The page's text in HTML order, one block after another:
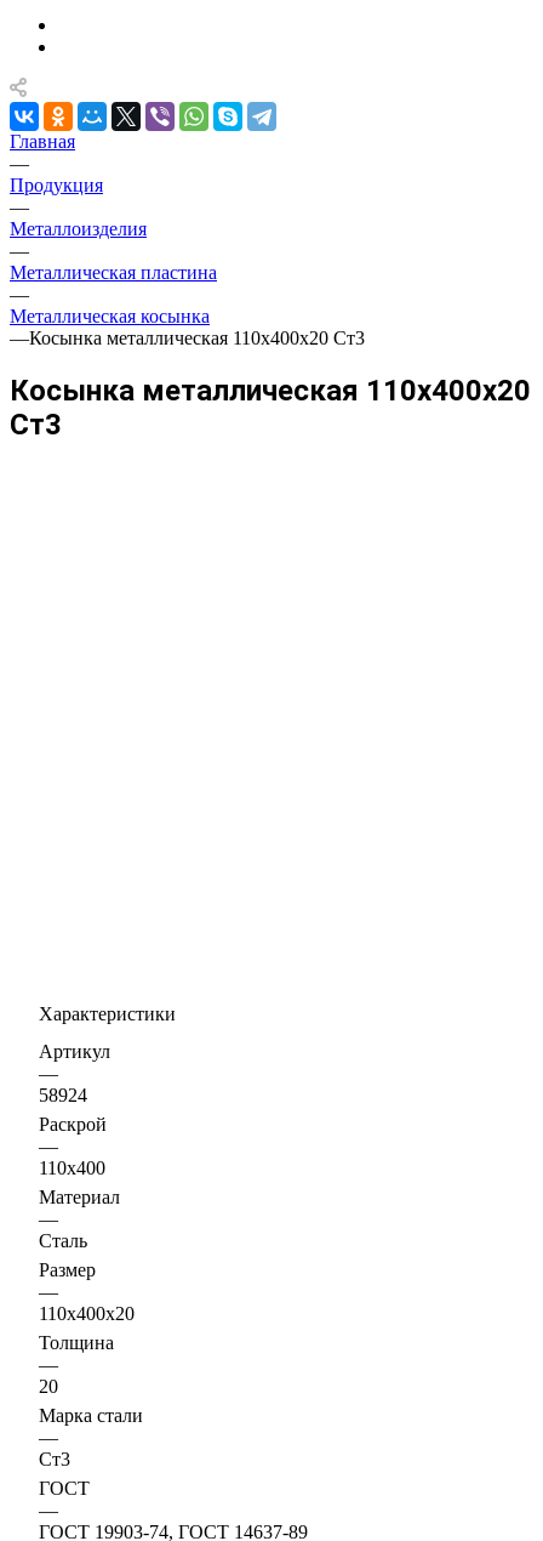
Главная
—
Продукция
—
Металлоизделия
—
Металлическая пластина
—
Металлическая косынка
—Косынка металлическая 110х400х20 Ст3
Косынка металлическая 110х400х20
Ст3
Характеристики
Артикул
—
58924
Раскрой
—
110х400
Материал
—
Сталь
Размер
—
110х400х20
Толщина
—
20
Марка стали
—
Ст3
ГОСТ
—
ГОСТ 19903-74, ГОСТ 14637-89